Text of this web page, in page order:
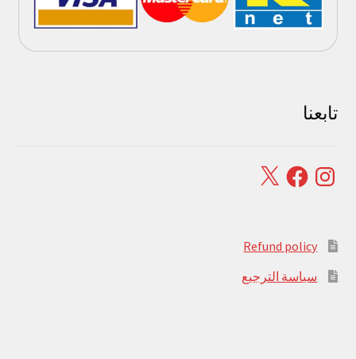
تابعنا
Instagram
Facebook
X
Refund policy
سياسة الترجيع